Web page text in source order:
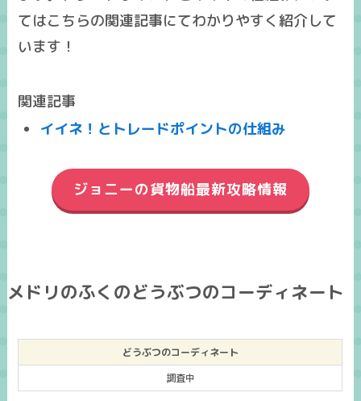
てはこちらの関連記事にてわかりやすく紹介して
います！
関連記事
イイネ！とトレードポイントの仕組み
ジョニーの貨物船最新攻略情報
メドリのふくのどうぶつのコーディネート
どうぶつのコーディネート
調査中